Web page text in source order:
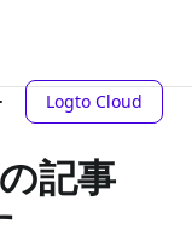
Logto Cloud
記事